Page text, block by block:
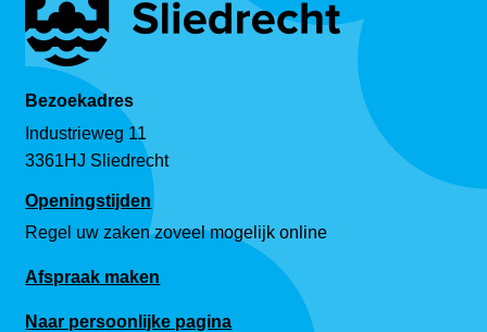
Bezoekadres
Industrieweg 11
3361HJ Sliedrecht
Openingstijden
Regel uw zaken zoveel mogelijk online
Afspraak maken
Naar persoonlijke pagina